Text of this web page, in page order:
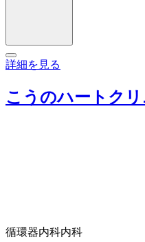
詳細を見る
こうのハートクリ
循環器内科内科